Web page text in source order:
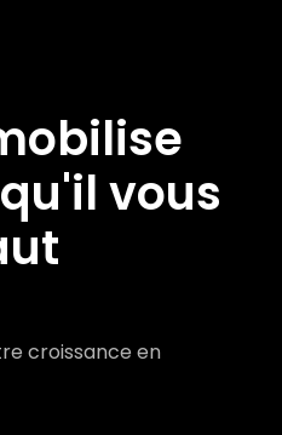
vous
croissance en